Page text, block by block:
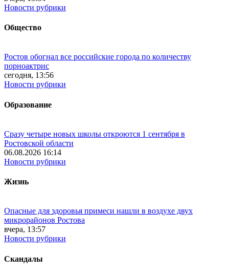
Новости рубрики
Общество
Ростов обогнал все российские города по количеству
порноактрис
сегодня, 13:56
Новости рубрики
Образование
Сразу четыре новых школы откроются 1 сентября в
Ростовской области
06.08.2026 16:14
Новости рубрики
Жизнь
Опасные для здоровья примеси нашли в воздухе двух
микрорайонов Ростова
вчера, 13:57
Новости рубрики
Скандалы